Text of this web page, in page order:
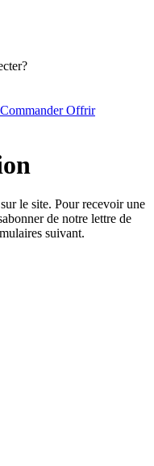
CommanderOffrir
le site. Pour recevoir une
de notre lettre de
suivant.